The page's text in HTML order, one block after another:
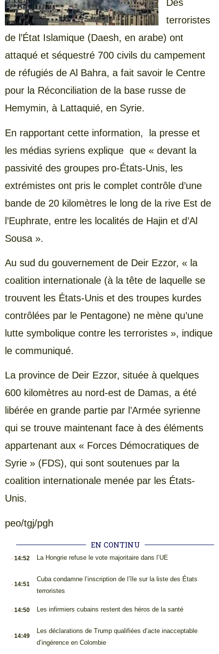
Des
terroristes
de l’État Islamique (Daesh, en arabe) ont
attaqué et séquestré 700 civils du campement
de réfugiés de Al Bahra, a fait savoir le Centre
pour la Réconciliation de la base russe de
Hemymin, à Lattaquié, en Syrie.
En rapportant cette information, la presse et
les médias syriens explique que « devant la
passivité des groupes pro-États-Unis, les
extrémistes ont pris le complet contrôle d’une
bande de 20 kilomètres le long de la rive Est de
l’Euphrate, entre les localités de Hajin et d’Al
Sousa ».
Au sud du gouvernement de Deir Ezzor, « la
coalition internationale (à la tête de laquelle se
trouvent les États-Unis et des troupes kurdes
contrôlées par le Pentagone) ne mène qu’une
lutte symbolique contre les terroristes », indique
le communiqué.
La province de Deir Ezzor, située à quelques
600 kilomètres au nord-est de Damas, a été
libérée en grande partie par l’Armée syrienne
qui se trouve maintenant face à des éléments
appartenant aux « Forces Démocratiques de
Syrie » (FDS), qui sont soutenues par la
coalition internationale menée par les États-
Unis.
peo/tgj/pgh
EN CONTINU
.14:52 La Hongrie refuse le vote majoritaire dans l’UE
.14:51
Cuba condamne l’inscription de l’île sur la liste des États
terroristes
.14:50 Les infirmiers cubains restent des héros de la santé
.14:49
Les déclarations de Trump qualifiées d’acte inacceptable
d’ingérence en Colombie